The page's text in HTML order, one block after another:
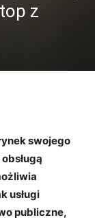
z
swojego
usługi
publiczne,